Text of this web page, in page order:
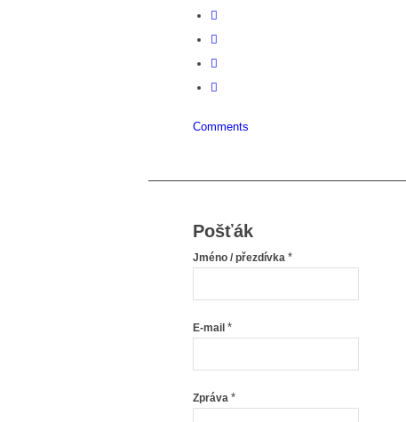
Comments
Pošťák
Jméno / přezdívka *
E-mail *
Zpráva *